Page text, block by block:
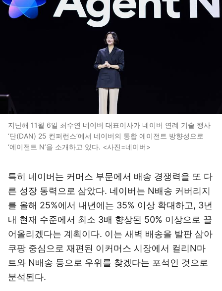
지난해 11월 6일 최수연 네이버 대표이사가 네이버 연례 기술 행사
‘단(DAN) 25 컨퍼런스’에서 네이버의 통합 에이전트 방향성으로
‘에이전트 N’을 소개하고 있다. <사진=네이버>
특히 네이버는 커머스 부문에서 배송 경쟁력을 또 다
른 성장 동력으로 삼았다. 네이버는 N배송 커버리지
를 올해 25%에서 내년에는 35% 이상 확대하고, 3년
내 현재 수준에서 최소 3배 향상된 50% 이상으로 끌
어올리겠다는 계획이다. 이는 새벽 배송을 발판 삼아
쿠팡 중심으로 재편된 이커머스 시장에서 컬리N마
트와 N배송 등으로 우위를 찾겠다는 포석인 것으로
분석된다.